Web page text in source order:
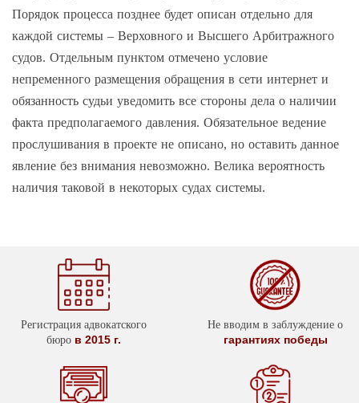
Порядок процесса позднее будет описан отдельно для
каждой системы – Верховного и Высшего Арбитражного
судов. Отдельным пунктом отмечено условие
непременного размещения обращения в сети интернет и
обязанность судьи уведомить все стороны дела о наличии
факта предполагаемого давления. Обязательное ведение
прослушивания в проекте не описано, но оставить данное
явление без внимания невозможно. Велика вероятность
наличия таковой в некоторых судах системы.
Регистрация адвокатского
бюро в 2015 г.
Не вводим в заблуждение о
гарантиях победы